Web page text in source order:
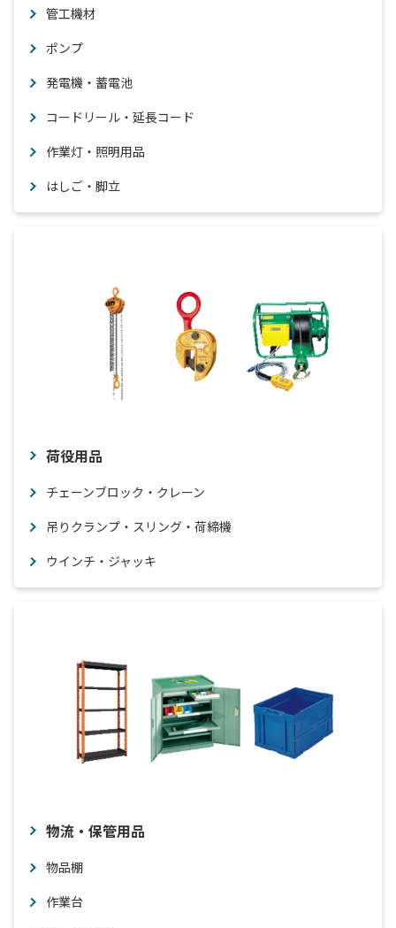
管工機材
ポンプ
発電機・蓄電池
コードリール・延長コード
作業灯・照明用品
はしご・脚立
荷役用品
チェーンブロック・クレーン
吊りクランプ・スリング・荷締機
ウインチ・ジャッキ
物流・保管用品
物品棚
作業台